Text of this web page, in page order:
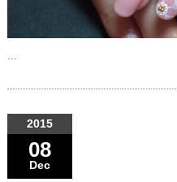
…
2015
08
Dec